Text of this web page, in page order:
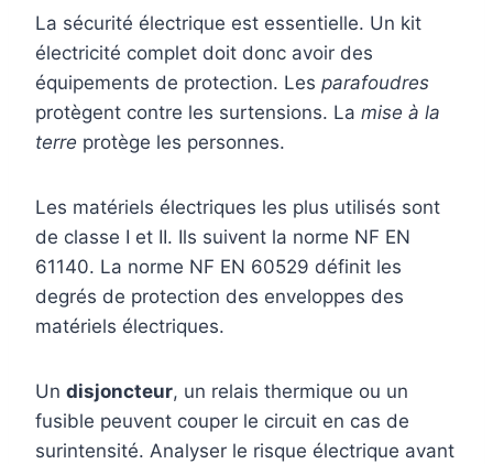
La sécurité électrique est essentielle. Un kit
électricité complet doit donc avoir des
équipements de protection. Les parafoudres
protègent contre les surtensions. La mise à la
terre protège les personnes.
Les matériels électriques les plus utilisés sont
de classe I et II. Ils suivent la norme NF EN
61140. La norme NF EN 60529 définit les
degrés de protection des enveloppes des
matériels électriques.
Un disjoncteur, un relais thermique ou un
fusible peuvent couper le circuit en cas de
surintensité. Analyser le risque électrique avant